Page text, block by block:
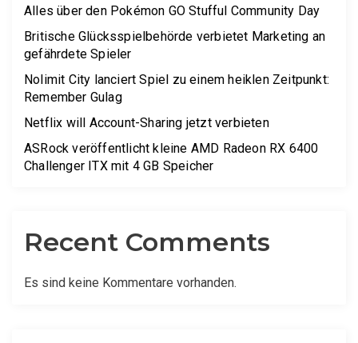
Alles über den Pokémon GO Stufful Community Day
Britische Glücksspielbehörde verbietet Marketing an
gefährdete Spieler
Nolimit City lanciert Spiel zu einem heiklen Zeitpunkt:
Remember Gulag
Netflix will Account-Sharing jetzt verbieten
ASRock veröffentlicht kleine AMD Radeon RX 6400
Challenger ITX mit 4 GB Speicher
Recent Comments
Es sind keine Kommentare vorhanden.